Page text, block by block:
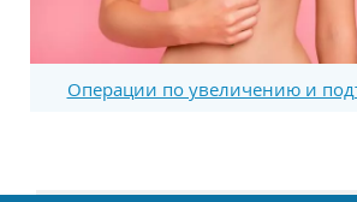
Операции по увеличению и